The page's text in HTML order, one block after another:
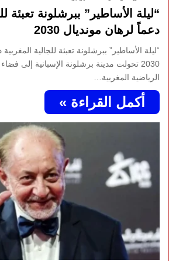
“ليلة الأساطير” ببرشلونة تعبئة
دعماً لرهان مونديال 2030
“ليلة الأساطير” ببرشلونة تعبئة للجالية
2030 تحولت مدينة برشلونة الإسبانية إلى
الرياضية المغربية…
أكمل القراءة »